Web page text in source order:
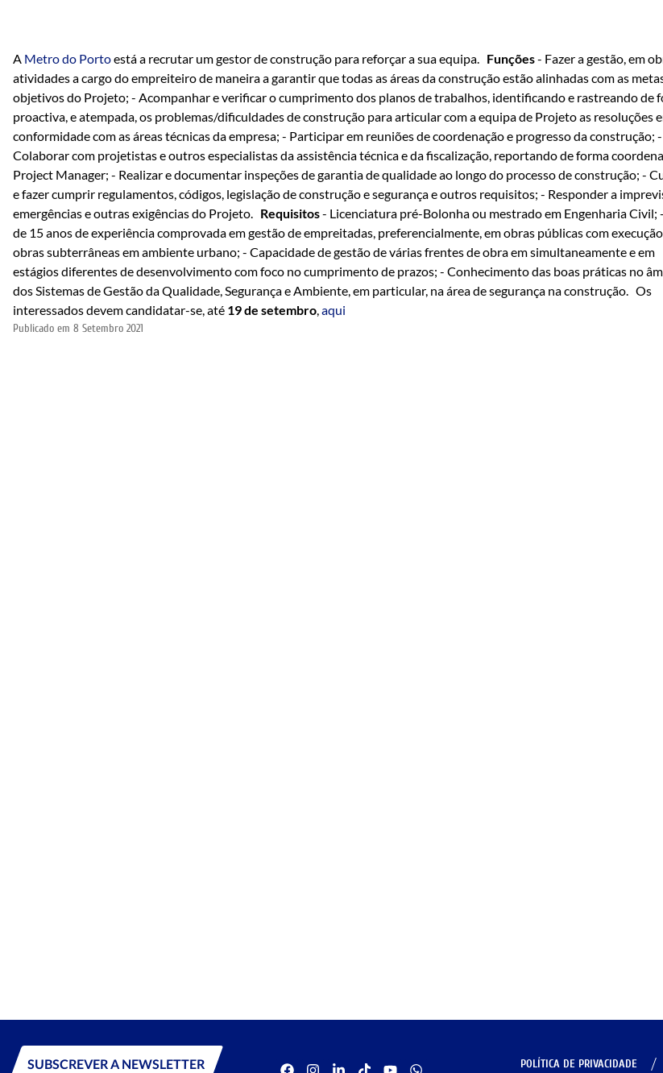
A Metro do Portoestá a recrutar um gestor de construção para reforçar a sua equipa. Funções- Fazer a gestão, em
atividades a cargo do empreiteiro de maneira a garantir que todas as áreas da construção estão alinhadas com as
objetivos do Projeto; - Acompanhar e verificar o cumprimento dos planos de trabalhos, identificando e rastreando de
proactiva, e atempada, os problemas/dificuldades de construção para articular com a equipa de Projeto as resoluções
conformidade com as áreas técnicas da empresa; - Participar em reuniões de coordenação e progresso da construção; -
Colaborar com projetistas e outros especialistas da assistência técnica e da fiscalização, reportando de forma
Project Manager; - Realizar e documentar inspeções de garantia de qualidade ao longo do processo de construção; -
e fazer cumprir regulamentos, códigos, legislação de construção e segurança e outros requisitos; - Responder a
emergências e outras exigências do Projeto. Requisitos- Licenciatura pré-Bolonha ou mestrado em Engenharia Civil;
de 15 anos de experiência comprovada em gestão de empreitadas, preferencialmente, em obras públicas com
obras subterrâneas em ambiente urbano; - Capacidade de gestão de várias frentes de obra em simultaneamente e em
estágios diferentes de desenvolvimento com foco no cumprimento de prazos; - Conhecimento das boas práticas no
dos Sistemas de Gestão da Qualidade, Segurança e Ambiente, em particular, na área de segurança na construção. Os
interessados devem candidatar-se, até 19 de setembro,aqui
Publicado em 8 Setembro 2021
SUBSCREVER A NEWSLETTER POLÍTICA DE PRIVACIDADE